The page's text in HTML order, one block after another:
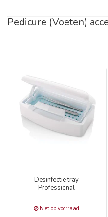
Pedicure (Voeten)
Desinfectie tray
Professional
Niet op voorraad